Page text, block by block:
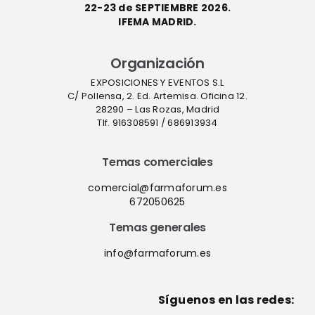
22-23 de SEPTIEMBRE 2026.
IFEMA MADRID.
Organización
EXPOSICIONES Y EVENTOS S.L
C/ Pollensa, 2. Ed. Artemisa. Oficina 12.
28290 – Las Rozas, Madrid
Tlf. 916308591 / 686913934
Temas comerciales
comercial@farmaforum.es
672050625
Temas generales
info@farmaforum.es
Síguenos en las redes: